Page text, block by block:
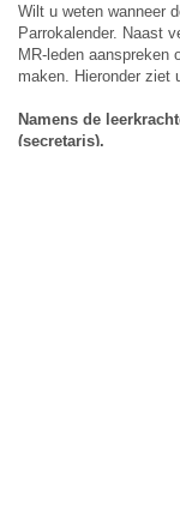
Wilt u weten wanneer
Parrokalender. Naast
MR-leden aanspreken
maken. Hieronder ziet
Namens de
(secretaris),